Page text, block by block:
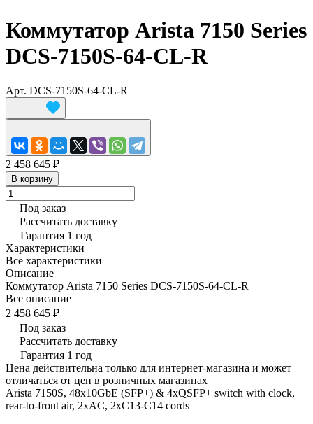
Коммутатор Arista 7150 Series
DCS-7150S-64-CL-R
Арт. DCS-7150S-64-CL-R
2 458 645 ₽
В корзину
Под заказ
Рассчитать доставку
Гарантия 1 год
Характеристики
Все характеристики
Описание
Коммутатор Arista 7150 Series DCS-7150S-64-CL-R
Все описание
2 458 645 ₽
Под заказ
Рассчитать доставку
Гарантия 1 год
Цена действительна только для интернет-магазина и может
отличаться от цен в розничных магазинах
Arista 7150S, 48x10GbE (SFP+) & 4xQSFP+ switch with clock,
rear-to-front air, 2xAC, 2xC13-C14 cords